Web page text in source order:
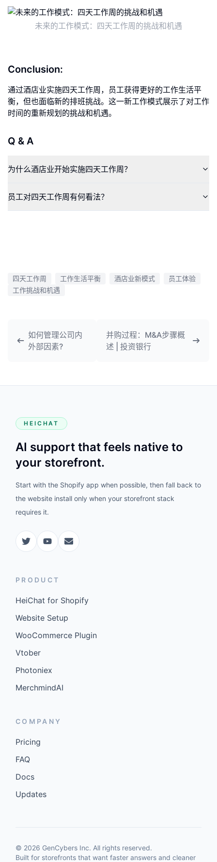
未来的工作模式：四天工作周的挑战和机遇
Conclusion:
通过酒店业实施四天工作周，员工获得更好的工作生活平
衡，但也面临新的排班挑战。这一新工作模式展示了对工作
时间的重新规划的挑战和机遇。
Q & A
为什么酒店业开始实施四天工作周？
员工对四天工作周有何看法？
四天工作周 工作生活平衡 酒店业新模式
员工体验
工作挑战和机遇
如何管理公司内
外部因素?
并购过程：M&A步骤概
述 | 投资银行
HEICHAT
AI support that feels native to
your storefront.
Start with the Shopify app when possible, then fall back to
the website install only when your storefront stack
requires it.
PRODUCT
HeiChat for Shopify
Website Setup
WooCommerce Plugin
Vtober
Photoniex
MerchmindAI
COMPANY
Pricing
FAQ
Docs
Updates
© 2026 GenCybers Inc. All rights reserved.
Built for storefronts that want faster answers and cleaner